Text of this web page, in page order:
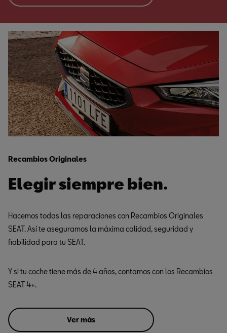
Recambios Originales
Elegir siempre bien.
Hacemos todas las reparaciones con Recambios Originales
SEAT. Así te aseguramos la máxima calidad, seguridad y
fiabilidad para tu SEAT.
Y si tu coche tiene más de 4 años, contamos con los Recambios
SEAT 4+.
Ver más